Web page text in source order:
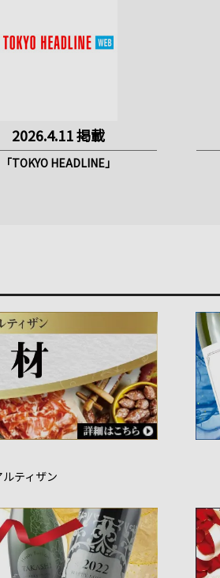
2026.4.11 掲載
「TOKYO HEADLINE」
ティザン